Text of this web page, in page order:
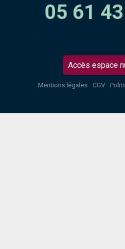
05 61
Accès espace
Mentions légales CGV